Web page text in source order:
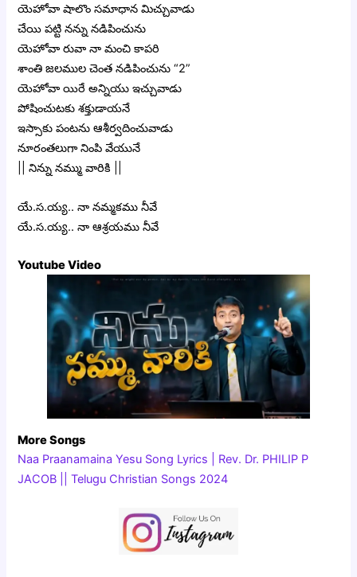
యెహోవా షాలొం సమాధాన మిచ్చువాడు
చేయి పట్టి నన్ను నడిపించును
యెహోవా రువా నా మంచి కాపరి
శాంతి జలముల చెంత నడిపించును “2”
యెహోవా యిరే అన్నియు ఇచ్చువాడు
పోషించుటకు శక్తుడాయనే
ఇస్సాకు పంటను ఆశీర్వదించువాడు
నూరంతలుగా నింపి వేయునే
|| నిన్ను నమ్ము వారికి ||
యే.స.య్య.. నా నమ్మకము నీవే
యే.స.య్య.. నా ఆశ్రయము నీవే
Youtube Video
More Songs
Naa Praanamaina Yesu Song Lyrics | Rev. Dr. PHILIP P
JACOB || Telugu Christian Songs 2024